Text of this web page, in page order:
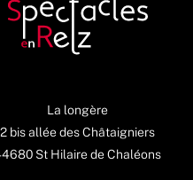
La longère
2 bis allée des Châtaigniers
St Hilaire de Chaléons